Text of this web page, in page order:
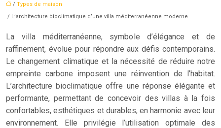
/ Types de maison
/ L’architecture bioclimatique d’une villa méditerranéenne moderne
La villa méditerranéenne, symbole d’élégance et de
raffinement, évolue pour répondre aux défis contemporains.
Le changement climatique et la nécessité de réduire notre
empreinte carbone imposent une réinvention de l’habitat.
L’architecture bioclimatique offre une réponse élégante et
performante, permettant de concevoir des villas à la fois
confortables, esthétiques et durables, en harmonie avec leur
environnement. Elle privilégie l’utilisation optimale des